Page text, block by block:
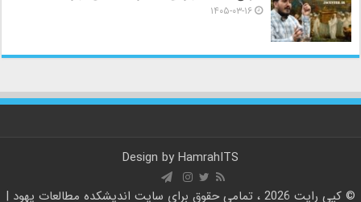
۱۴۰۵-۰۳-۱۶
Design by HamrahITS
© کپی رایت 2026 ، تمامی حقوق برای سایت
اندیشکده مطالعات یهود |